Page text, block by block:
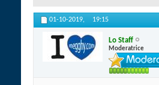
01-10-2019, 19:15
Lo Staff
Moderatrice